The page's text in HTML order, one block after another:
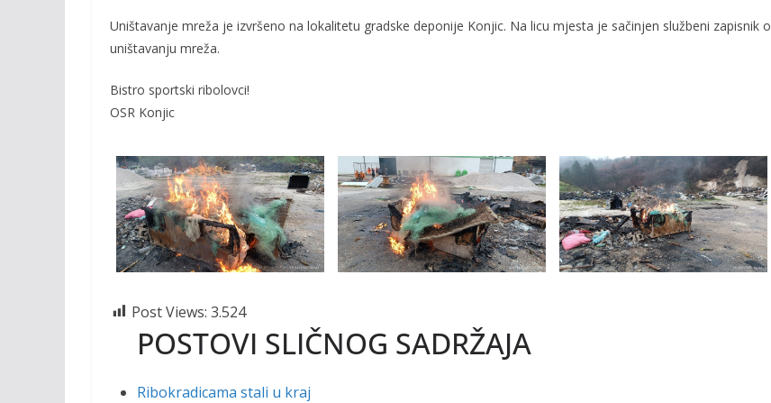
o
o
k
Li
Uništavanje mreža je izvršeno na lokalitetu gradske deponije Konjic. Na licu mjesta je sačinjen službeni zapisnik o
uništavanju mreža.
Bistro sportski ribolovci!
OSR Konjic
Post Views: 3.524
POSTOVI SLIČNOG SADRŽAJA
Ribokradicama stali u kraj